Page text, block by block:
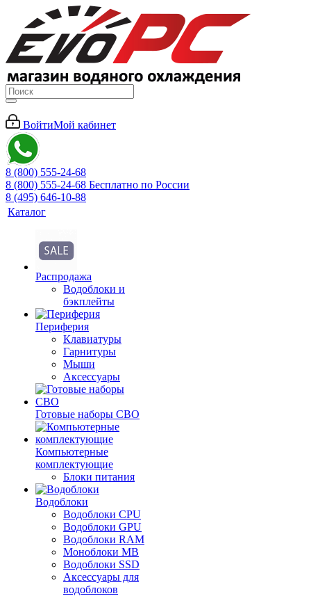
ВойтиМой кабинет
8 (800) 555-24-68
8 (800) 555-24-68 Бесплатно по России
8 (495) 646-10-88
Каталог
Распродажа
Водоблоки и
бэкплейты
Периферия
Клавиатуры
Гарнитуры
Мыши
Аксессуары
Готовые наборы СВО
Компьютерные
комплектующие
Блоки питания
Водоблоки
Водоблоки CPU
Водоблоки GPU
Водоблоки RAM
Моноблоки MB
Водоблоки SSD
Аксессуары для
водоблоков